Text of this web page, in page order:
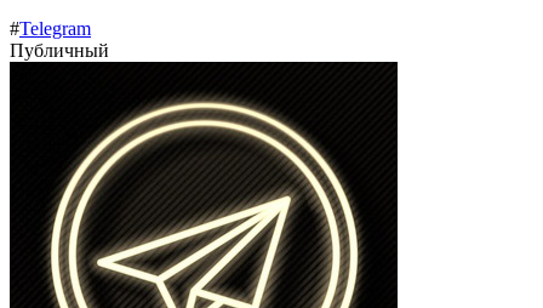
#Telegram
Публичный